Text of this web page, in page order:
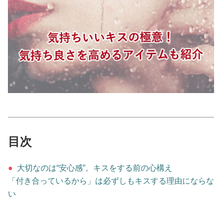
妊娠/出産/家族
ココロ/カラダ
グルメ
トラベル
性と愛
目次
● 大切なのは“安心感”。キスをする前の心構え
「付き合っているから」は必ずしもキスする理由にならな
い